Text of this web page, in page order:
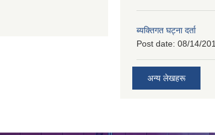
ब्यक्तिगत घट्ना दर्ता
Post date: 08/14/
अन्य लेखहरू